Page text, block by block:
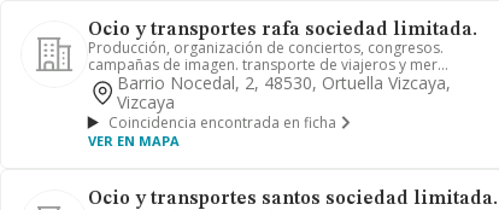
Ocio y transportes rafa sociedad limitada.
Producción, organización de conciertos, congresos.
campañas de imagen. transporte de viajeros y mer...
Barrio Nocedal, 2, 48530, Ortuella Vizcaya,
Vizcaya
Coincidencia encontrada en ficha
VER EN MAPA
Ocio y transportes santos sociedad limitada.